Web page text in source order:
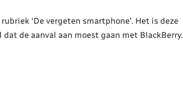
‘De vergeten smartphone’. Het is deze
de aanval aan moest gaan met BlackBerry.